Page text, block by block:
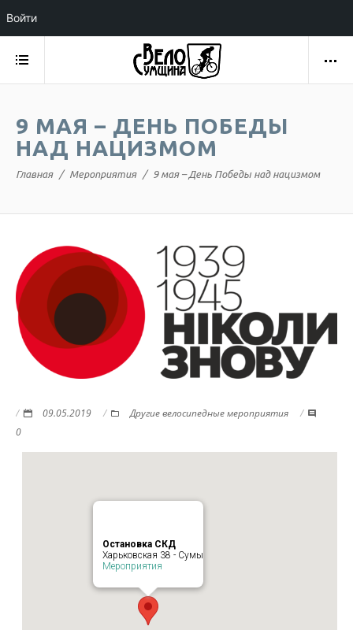
9 МАЯ – ДЕНЬ ПОБЕДЫ
НАД НАЦИЗМОМ
Главная Мероприятия 9 мая – День Победы над нацизмом
09.05.2019
Другие велосипедные мероприятия
0
Остановка СКД
Харьковская 38 - Сумы
Мероприятия
Войти